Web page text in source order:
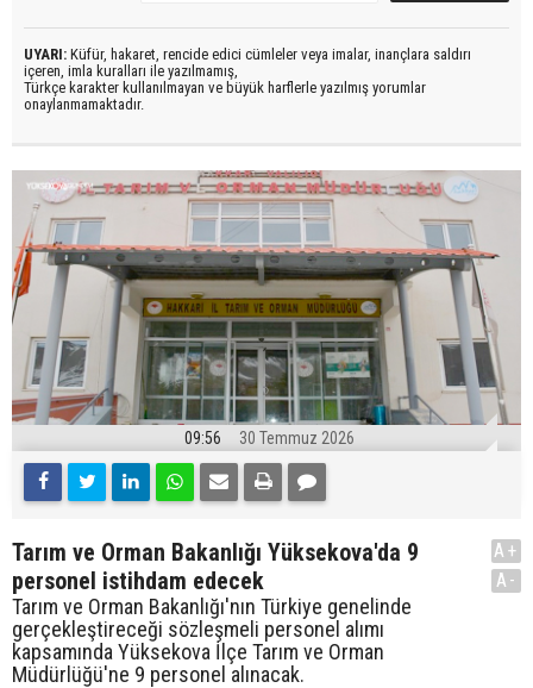
UYARI: Küfür, hakaret, rencide edici cümleler veya imalar, inançlara saldırı
içeren, imla kuralları ile yazılmamış,
Türkçe karakter kullanılmayan ve büyük harflerle yazılmış yorumlar
onaylanmamaktadır.
09:56 30 Temmuz 2026
Tarım ve Orman Bakanlığı Yüksekova'da 9
personel istihdam edecek
Tarım ve Orman Bakanlığı'nın Türkiye genelinde
gerçekleştireceği sözleşmeli personel alımı
kapsamında Yüksekova İlçe Tarım ve Orman
Müdürlüğü'ne 9 personel alınacak.
A+
A-